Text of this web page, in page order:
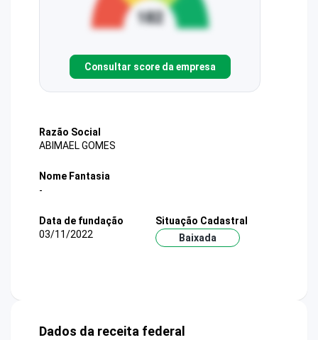
Consultar score da empresa
Razão Social
ABIMAEL GOMES
Nome Fantasia
-
Data de fundação
03/11/2022
Situação Cadastral
Baixada
Dados da receita federal